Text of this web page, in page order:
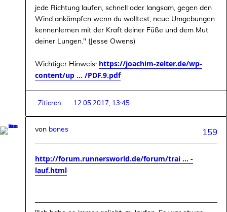
jede Richtung laufen, schnell oder langsam, gegen den
Wind ankämpfen wenn du wolltest, neue Umgebungen
kennenlernen mit der Kraft deiner Füße und dem Mut
deiner Lungen." (Jesse Owens)
Wichtiger Hinweis: https://joachim-zelter.de/wp-
content/up ... /PDF.9.pdf
Zitieren 12.05.2017, 13:45
159
von bones
http://forum.runnersworld.de/forum/trai ... -
lauf.html